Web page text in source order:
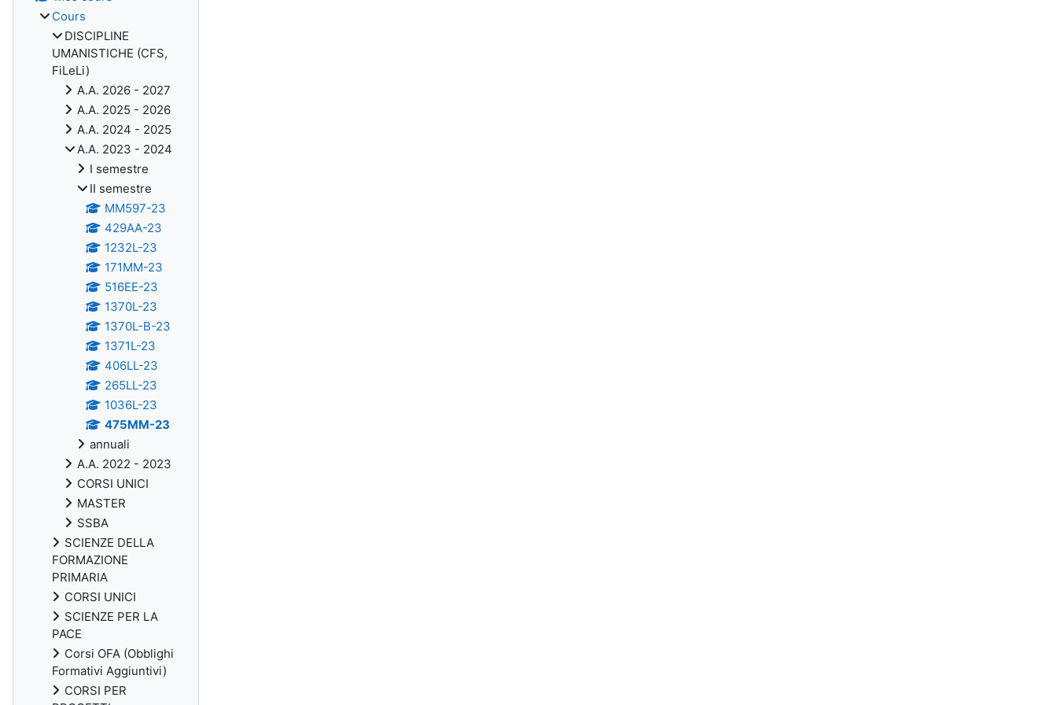
Cours
DISCIPLINE
UMANISTICHE (CFS,
FiLeLi)
A.A. 2026 - 2027
A.A. 2025 - 2026
A.A. 2024 - 2025
A.A. 2023 - 2024
I semestre
II semestre
MM597-23
429AA-23
1232L-23
171MM-23
516EE-23
1370L-23
1370L-B-23
1371L-23
406LL-23
265LL-23
1036L-23
475MM-23
annuali
A.A. 2022 - 2023
CORSI UNICI
MASTER
SSBA
SCIENZE DELLA
FORMAZIONE
PRIMARIA
CORSI UNICI
SCIENZE PER LA
PACE
Corsi OFA (Obblighi
Formativi Aggiuntivi)
CORSI PER